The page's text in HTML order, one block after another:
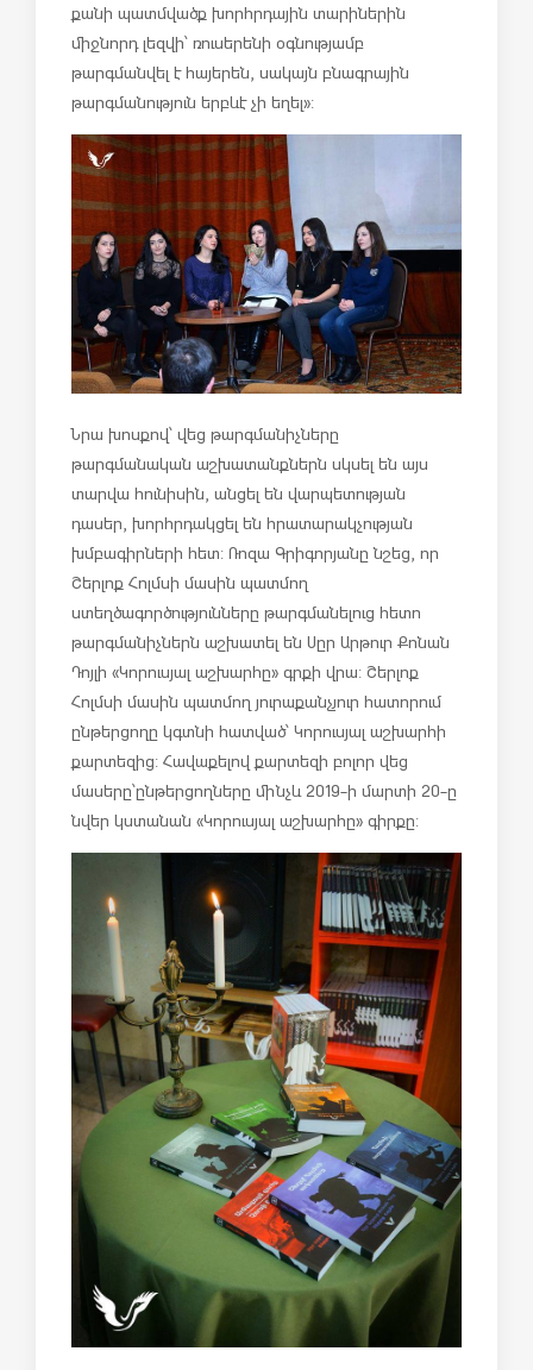
քանի պատմվածք խորհրդային տարիներին
միջնորդ լեզվի՝ ռուսերենի օգնությամբ
թարգմանվել է հայերեն, սակայն բնագրային
թարգմանություն երբևէ չի եղել»:
Նրա խոսքով՝ վեց թարգմանիչները
թարգմանական աշխատանքներն սկսել են այս
տարվա հունիսին, անցել են վարպետության
դասեր, խորհրդակցել են հրատարակչության
խմբագիրների հետ: Ռոզա Գրիգորյանը նշեց, որ
Շերլոք Հոլմսի մասին պատմող
ստեղծագործությունները թարգմանելուց հետո
թարգմանիչներն աշխատել են Սըր Արթուր Քոնան
Դոյլի «Կորուսյալ աշխարհը» գրքի վրա: Շերլոք
Հոլմսի մասին պատմող յուրաքանչյուր հատորում
ընթերցողը կգտնի հատված՝ Կորուսյալ աշխարհի
քարտեզից: Հավաքելով քարտեզի բոլոր վեց
մասերը՝ընթերցողները մինչև 2019-ի մարտի 20-ը
նվեր կստանան «Կորուսյալ աշխարհը» գիրքը: